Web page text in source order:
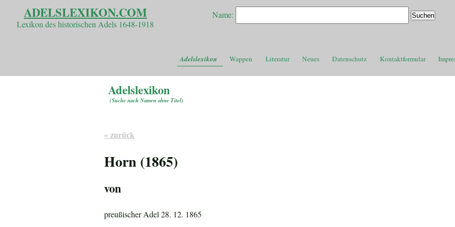
ADELSLEXIKON.COM
Lexikon des historischen Adels 1648-1918
Name:
Adelslexikon Wappen Literatur Neues Datenschutz Kontaktformular
Adelslexikon
(Suche nach Namen ohne Titel)
« zurück
Horn (1865)
von
preußischer Adel 28. 12. 1865